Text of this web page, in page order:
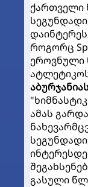
ქართველი
როგორც
ეროვნული
ამას
გასული